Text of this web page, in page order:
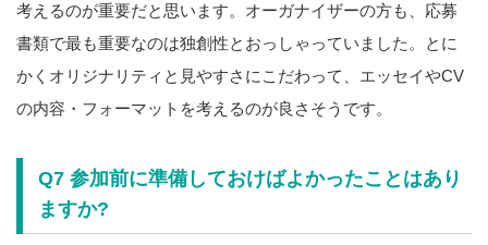
考えるのが重要だと思います。オーガナイザーの方も、応募
書類で最も重要なのは独創性とおっしゃっていました。とに
かくオリジナリティと見やすさにこだわって、エッセイやCV
の内容・フォーマットを考えるのが良さそうです。
Q7 参加前に準備しておけばよかったことはあり
ますか?